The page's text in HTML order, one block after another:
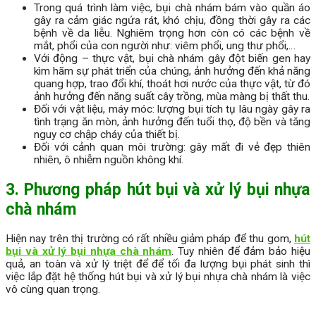
Trong quá trình làm việc, bụi chà nhám bám vào quần áo
gây ra cảm giác ngứa rát, khó chịu, đồng thời gây ra các
bệnh về da liễu. Nghiêm trọng hơn còn có các bệnh về
mắt, phổi của con người như: viêm phổi, ung thư phổi,…
Với động – thực vật, bụi chà nhám gây đột biến gen hay
kìm hãm sự phát triển của chúng, ảnh hưởng đến khả năng
quang hợp, trao đổi khí, thoát hơi nước của thực vật, từ đó
ảnh hưởng đến năng suất cây trồng, mùa màng bị thất thu.
Đối với vật liệu, máy móc: lượng bụi tích tụ lâu ngày gây ra
tình trạng ăn mòn, ảnh hưởng đến tuổi thọ, độ bền và tăng
nguy cơ chập cháy của thiết bị.
Đối với cảnh quan môi trường: gây mất đi vẻ đẹp thiên
nhiên, ô nhiễm nguồn không khí.
3. Phương pháp hút bụi và xử lý bụi nhựa
chà nhám
Hiện nay trên thị trường có rất nhiều giảm pháp để thu gom, hút
bụi và xử lý bụi nhựa chà nhám. Tuy nhiên để đảm bảo hiệu
quả, an toàn và xử lý triệt để để tối đa lượng bụi phát sinh thì
việc lắp đặt hệ thống hút bụi và xử lý bụi nhựa chà nhám là việc
vô cùng quan trọng.